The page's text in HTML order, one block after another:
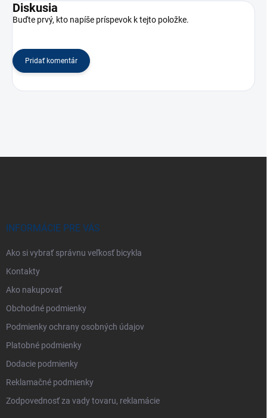
Diskusia
Buďte prvý, kto napíše príspevok k tejto položke.
Pridať komentár
INFORMÁCIE PRE VÁS
Ako si vybrať správnu veľkosť bicykla
Kontakty
Ako nakupovať
Obchodné podmienky
Podmienky ochrany osobných údajov
Platobné podmienky
Dodacie podmienky
Reklamačné podmienky
Zodpovednosť za vady tovaru, reklamácie